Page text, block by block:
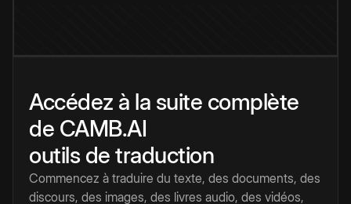
Accédez à la suite complète
de CAMB.AI
outils de traduction
Commencez à traduire du texte, des documents, des
discours, des images, des livres audio, des vidéos,